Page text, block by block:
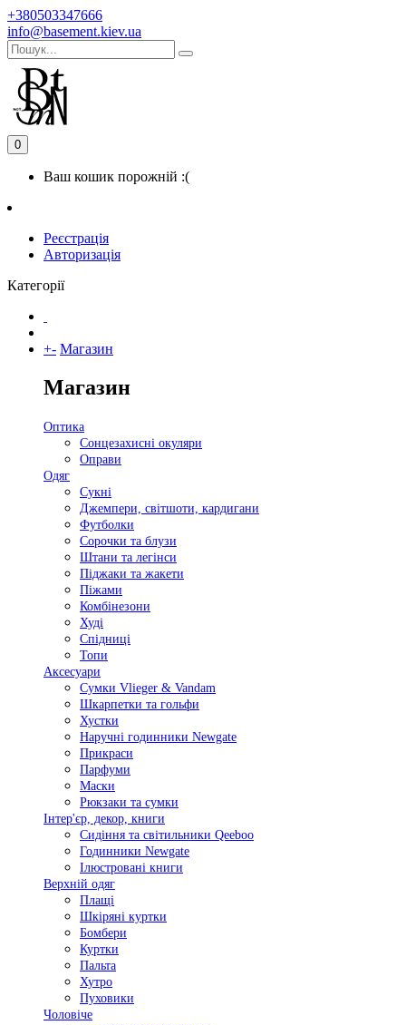
+380503347666
info@basement.kiev.ua
0
Ваш кошик порожній :(
Реєстрація
Авторизація
Категорії
+- Магазин
Магазин
Оптика
Сонцезахисні окуляри
Оправи
Одяг
Сукні
Джемпери, світшоти, кардигани
Футболки
Сорочки та блузи
Штани та легінси
Піджаки та жакети
Піжами
Комбінезони
Худі
Спідниці
Топи
Аксесуари
Сумки Vlieger & Vandam
Шкарпетки та гольфи
Хустки
Наручні годинники Newgate
Прикраси
Парфуми
Маски
Рюкзаки та сумки
Інтер'єр, декор, книги
Сидіння та світильники Qeeboo
Годинники Newgate
Ілюстровані книги
Верхній одяг
Плащі
Шкіряні куртки
Бомбери
Куртки
Пальта
Хутро
Пуховики
Чоловіче